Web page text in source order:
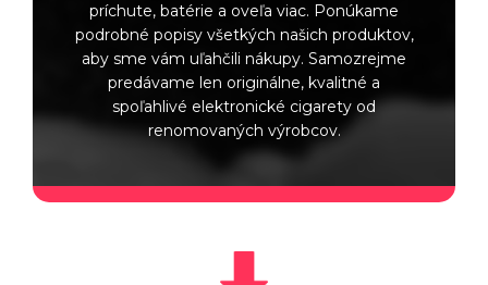
príchute, batérie a oveľa viac. Ponúkame
podrobné popisy všetkých našich produktov,
aby sme vám uľahčili nákupy. Samozrejme
predávame len originálne, kvalitné a
spoľahlivé elektronické cigarety od
renomovaných výrobcov.